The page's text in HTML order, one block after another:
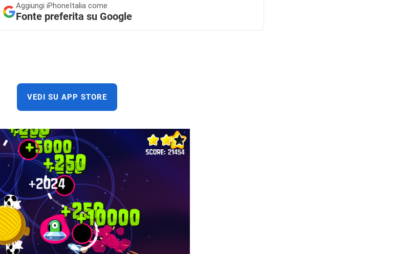
Aggiungi iPhoneItalia come
Fonte preferita su Google
VEDI SU APP STORE